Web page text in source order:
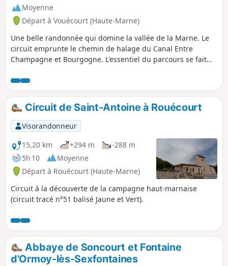
Moyenne
Départ à Vouécourt (Haute-Marne)
Une belle randonnée qui domine la vallée de la Marne. Le
circuit emprunte le chemin de halage du Canal Entre
Champagne et Bourgogne. L'essentiel du parcours se fait
Ne pas hésiter à faire une visite du charmant village de
Vouécourt pour admirer église et le lavoir.
Circuit de Saint-Antoine à Rouécourt
Visorandonneur
15,20 km
+294 m
-288 m
5h 10
Moyenne
Départ à Rouécourt (Haute-Marne)
Circuit à la découverte de la campagne haut-marnaise
(circuit tracé n°51 balisé Jaune et Vert).
Abbaye de Soncourt et Fontaine
d'Ormoy-lès-Sexfontaines